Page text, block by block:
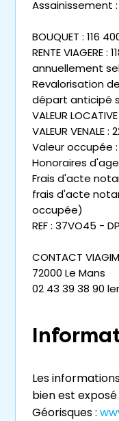
Assainissement
BOUQUET : 116
RENTE VIAGERE
annuellement
Revalorisation
départ anticipé
VALEUR
VALEUR VENALE
Valeur occupée :
Honoraires
Frais d'acte
frais d'acte
occupée)
REF : 37VO45 -
CONTACT
72000 Le Mans
02 43 39 38 90
Les
bien est
Géorisques :